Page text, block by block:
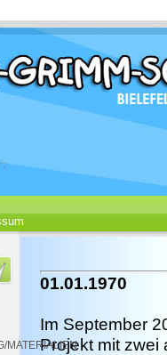
MATERIALIEN
01.01.1970
Im September
Projekt mit zwei